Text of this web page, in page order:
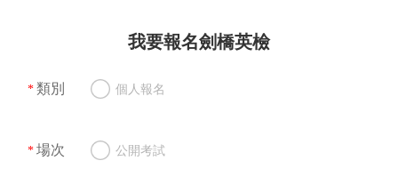
我要報名劍橋英檢
類別 個人報名
場次 公開考試